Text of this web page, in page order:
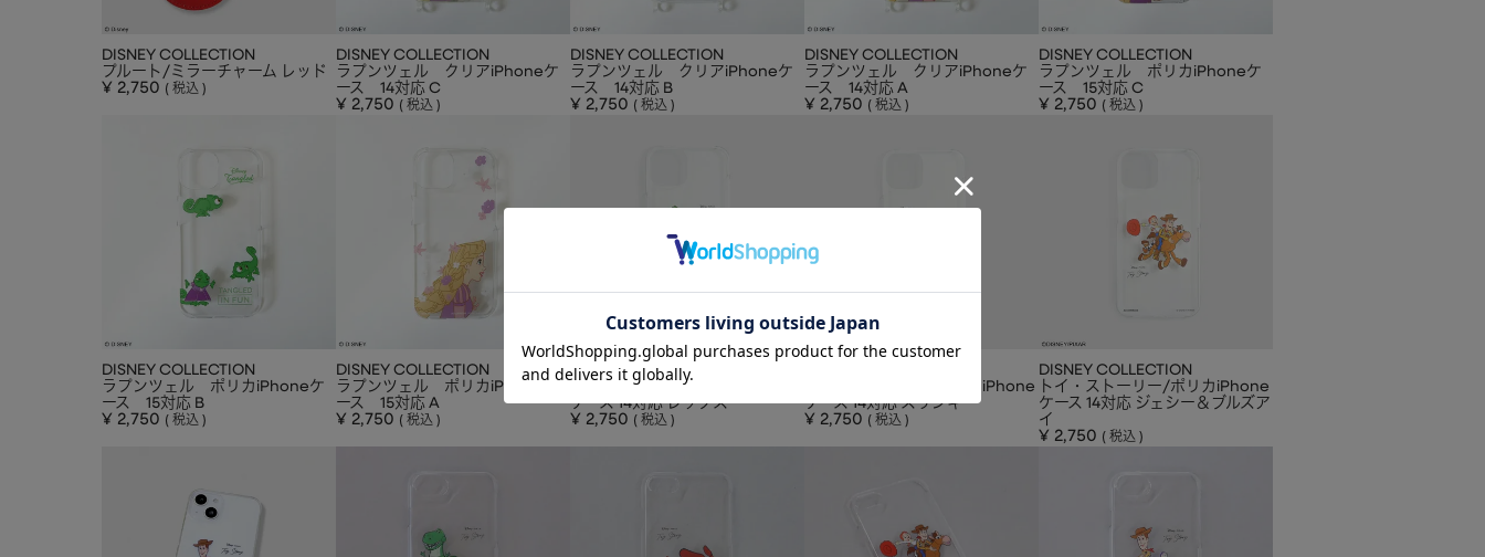
DISNEY COLLECTION
プルート/ミラーチャーム レッド
¥ 2,750 税込
DISNEY COLLECTION
ラプンツェル クリアiPhoneケ
ース 14対応 C
¥ 2,750 税込
DISNEY COLLECTION
ラプンツェル クリアiPhoneケ
ース 14対応 B
¥ 2,750 税込
DISNEY COLLECTION
ラプンツェル クリアiPhoneケ
ース 14対応 A
¥ 2,750 税込
DISNEY COLLECTION
ラプンツェル ポリカiPhoneケ
ース 15対応 C
¥ 2,750 税込
DISNEY COLLECTION
ラプンツェル ポリカiPhoneケ
ース 15対応 B
¥ 2,750 税込
DISNEY COLLECTION
ラプンツェル ポリカiPhoneケ
ース 15対応 A
¥ 2,750 税込
DISNEY COLLECTION
トイ・ストーリー/ポリカiPhone
ケース 14対応 レックス
¥ 2,750 税込
トイ・ストーリー/ポリカiPhone
ケース 14対応 スリンキー
¥ 2,750 税込
DISNEY COLLECTION
トイ・ストーリー/ポリカiPhone
ケース 14対応 ジェシー＆ブルズア
イ
¥ 2,750 税込